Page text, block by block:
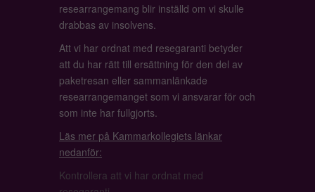
researrangemang blir inställd om vi skulle
drabbas av insolvens.
Att vi har ordnat med resegaranti betyder
att du har rätt till ersättning för den del av
paketresan eller sammanlänkade
researrangemanget som vi ansvarar för och
som inte har fullgjorts.
Läs mer på Kammarkollegiets länkar
nedanför:
Kontrollera att vi har ordnat med